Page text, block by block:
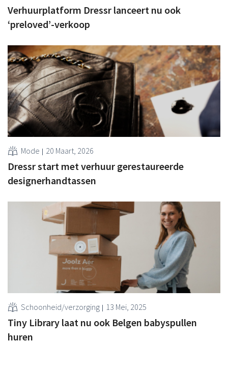
Verhuurplatform Dressr lanceert nu ook
‘preloved’-verkoop
Mode 20 Maart, 2026
Dressr start met verhuur gerestaureerde
designerhandtassen
Schoonheid/verzorging 13 Mei, 2025
Tiny Library laat nu ook Belgen babyspullen
huren